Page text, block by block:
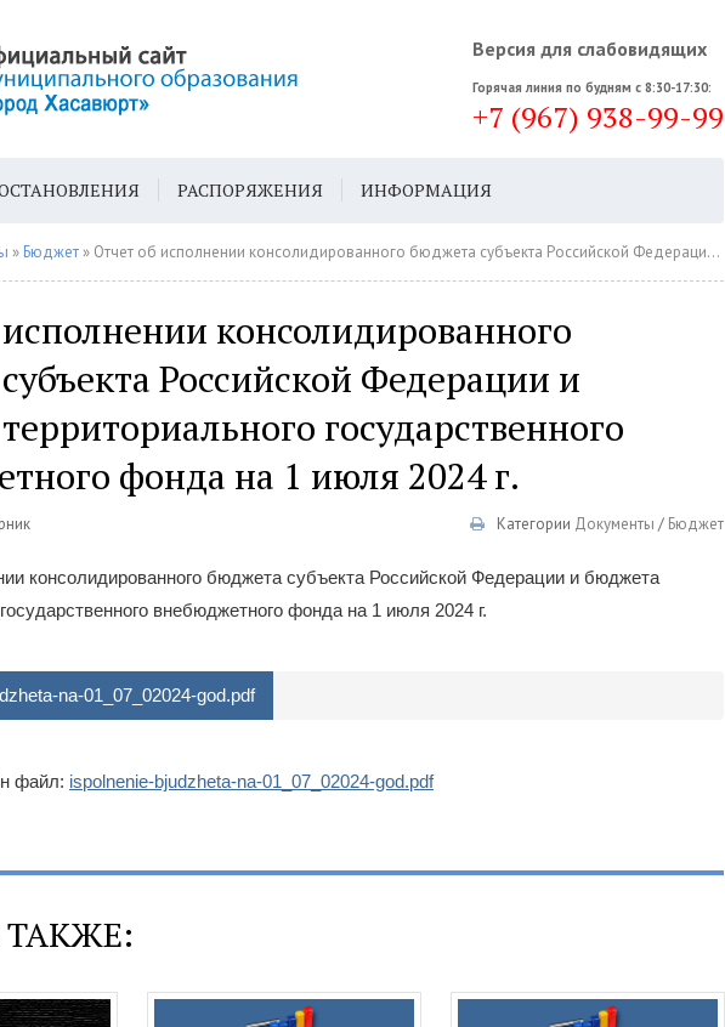
Версия для слабовидящих
Горячая линия по будням с 8:30-17:30:
+7 (967) 938-99-99
РАСПОРЯЖЕНИЯ ИНФОРМАЦИЯ
ГЕН. ПЛАН
» Бюджет » Отчет об исполнении консолидированного бюджета субъекта Российской Федерации и бюджета территориального государственного внебюджетного фонда на 1 июля 2024 г.
консолидированного
Российской Федерации и
государственного
фонда на 1 июля 2024 г.
Категории Документы / Бюджет
консолидированного бюджета субъекта Российской Федерации и бюджета
внебюджетного фонда на 1 июля 2024 г.
na-01_07_02024-god.pdf
файл: ispolnenie-bjudzheta-na-01_07_02024-god.pdf